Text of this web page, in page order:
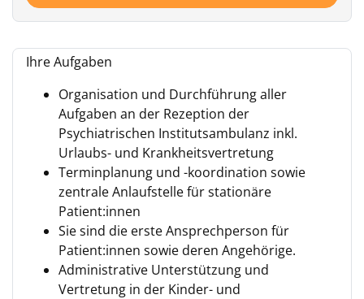
Ihre Aufgaben
Organisation und Durchführung aller
Aufgaben an der Rezeption der
Psychiatrischen Institutsambulanz inkl.
Urlaubs- und Krankheitsvertretung
Terminplanung und -koordination sowie
zentrale Anlaufstelle für stationäre
Patient:innen
Sie sind die erste Ansprechperson für
Patient:innen sowie deren Angehörige.
Administrative Unterstützung und
Vertretung in der Kinder- und